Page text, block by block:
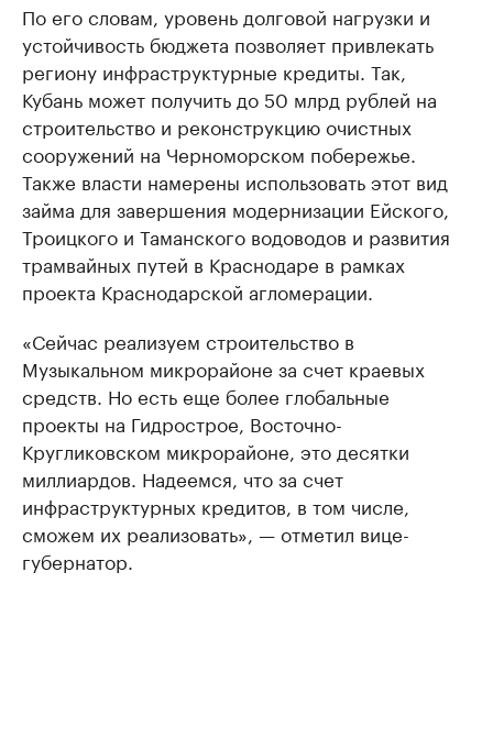
По его словам, уровень долговой нагрузки и
устойчивость бюджета позволяет привлекать
региону инфраструктурные кредиты. Так,
Кубань может получить до 50 млрд рублей на
строительство и реконструкцию очистных
сооружений на Черноморском побережье.
Также власти намерены использовать этот вид
займа для завершения модернизации Ейского,
Троицкого и Таманского водоводов и развития
трамвайных путей в Краснодаре в рамках
проекта Краснодарской агломерации.
«Сейчас реализуем строительство в
Музыкальном микрорайоне за счет краевых
средств. Но есть еще более глобальные
проекты на Гидрострое, Восточно-
Кругликовском микрорайоне, это десятки
миллиардов. Надеемся, что за счет
инфраструктурных кредитов, в том числе,
сможем их реализовать», — отметил вице-
губернатор.